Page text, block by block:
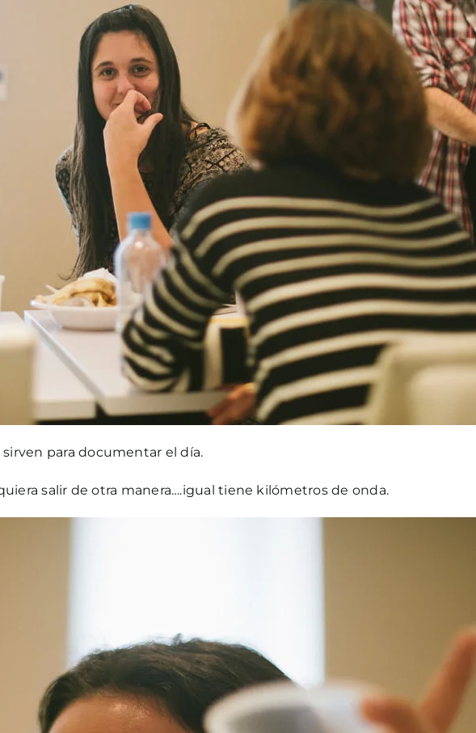
para documentar el día.
salir de otra manera….igual tiene kilómetros de onda.